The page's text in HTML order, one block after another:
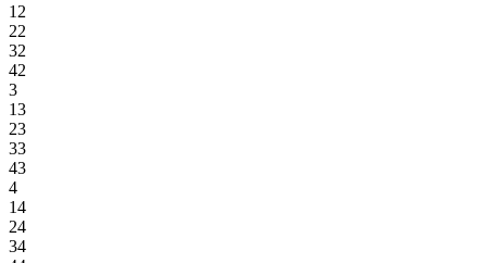
12
22
32
42
3
13
23
33
43
4
14
24
34